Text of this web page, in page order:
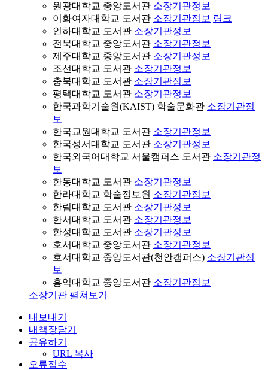
원광대학교 중앙도서관 소장기관정보
이화여자대학교 도서관 소장기관정보 링크
인하대학교 도서관 소장기관정보
전북대학교 중앙도서관 소장기관정보
제주대학교 중앙도서관 소장기관정보
조선대학교 도서관 소장기관정보
충북대학교 도서관 소장기관정보
평택대학교 도서관 소장기관정보
한국과학기술원(KAIST) 학술문화관 소장기관정
보
한국교원대학교 도서관 소장기관정보
한국성서대학교 도서관 소장기관정보
한국외국어대학교 서울캠퍼스 도서관 소장기관정
보
한동대학교 도서관 소장기관정보
한라대학교 학술정보원 소장기관정보
한림대학교 도서관 소장기관정보
한서대학교 도서관 소장기관정보
한성대학교 도서관 소장기관정보
호서대학교 중앙도서관 소장기관정보
호서대학교 중앙도서관(천안캠퍼스) 소장기관정
보
홍익대학교 중앙도서관 소장기관정보
소장기관 펼쳐보기
내보내기
내책장담기
공유하기
URL 복사
오류접수